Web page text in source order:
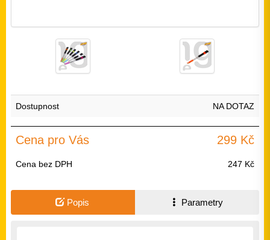
Dostupnost NA DOTAZ
Cena pro Vás 299 Kč
Cena bez DPH 247 Kč
Popis Parametry